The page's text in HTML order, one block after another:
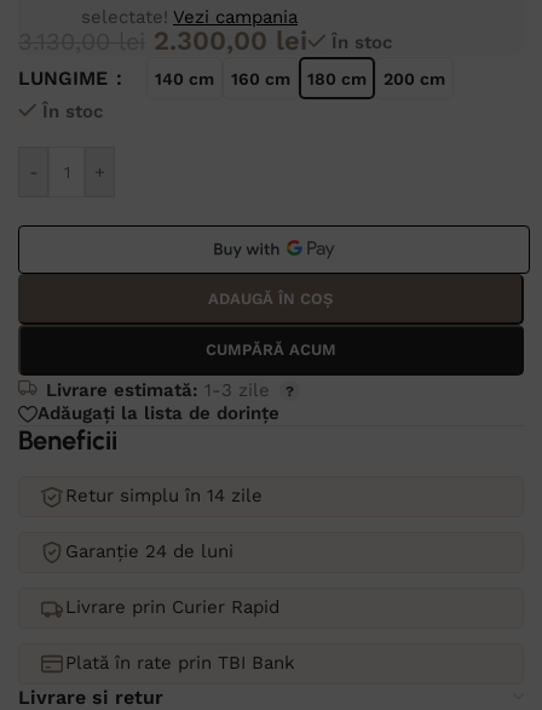
selectate! Vezi campania
2.300,00 lei În stoc
LUNGIME 140 cm 160 cm 180 cm 200 cm
În stoc
- +
ADAUGĂ ÎN COȘ
CUMPĂRĂ ACUM
Livrare estimată: 1-3 zile
Adăugați la lista de dorințe
Beneficii
Retur simplu în 14 zile
Garanție 24 de luni
Livrare prin Curier Rapid
Plată în rate prin TBI Bank
Livrare si retur